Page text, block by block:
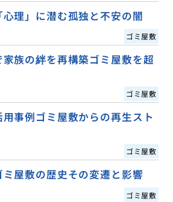
理」に潜む孤独と不安の闇
ゴミ屋敷
族の絆を再構築ゴミ屋敷を超
ゴミ屋敷
事例ゴミ屋敷からの再生スト
ゴミ屋敷
屋敷の歴史その変遷と影響
ゴミ屋敷